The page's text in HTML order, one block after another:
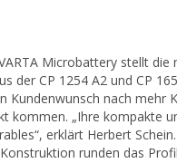
Microbattery stellt die
der CP 1254 A2 und CP
nach mehr
kommen. „Ihre kompakte
erklärt Herbert
runden das